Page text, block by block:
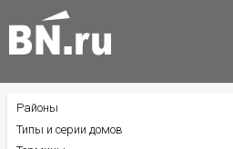
БОКОВОЕ
МЕНЮ
Районы
Типы и серии домов